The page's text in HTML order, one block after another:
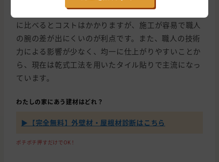
モルタルより高価な接着剤を使用するため、湿式工法
に比べるとコストはかかりますが、施工が容易で職人
の腕の差が出にくいのが利点です。また、職人の技術
力による影響が少なく、均一に仕上がりやすいことか
ら、現在は乾式工法を用いたタイル貼りで主流になっ
ています。
わたしの家にあう建材はどれ？
▶【完全無料】外壁材・屋根材診断はこちら
ポチポチ押すだけでOK！